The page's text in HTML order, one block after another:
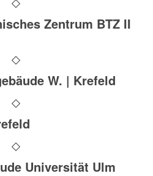
Zentrum BTZ II
W. | Krefeld
Universität Ulm